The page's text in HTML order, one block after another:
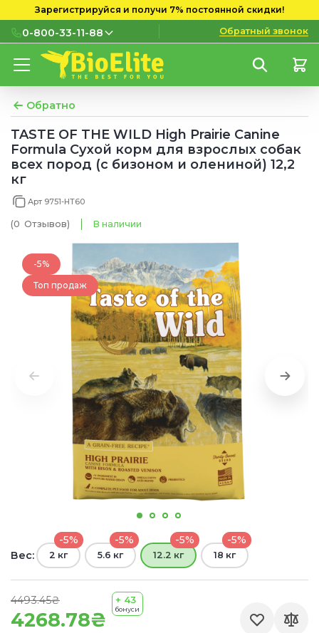
Зарегистрируйся и получи 7% постоянной скидки!
0-800-33-11-88
0-800-33-11-88
мобильных номеров
(097) 133 11 88
(095) 133 11 88
(073) 133 11 88
Обратный звонок
Обратно
TASTE OF THE WILD High Prairie Canine
Formula Сухой корм для взрослых собак
всех пород (с бизоном и олениной) 12,2
кг
Арт 9751-HT60
(0 Отзывов) В наличии
-5%
Топ продаж
4268.78₴
4493.45₴ + 43
бонуси
Вес:
-5%
2 кг
-5%
5.6 кг
-5%
12.2 кг
-5%
18 кг